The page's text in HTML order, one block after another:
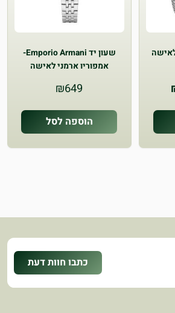
בעמוד
המחיר
הוא:
₪650.
שעון יד Emporio Armani-
אמפוריו ארמני לאישה
₪649
הוספה לסל
כתבו חוות דעת